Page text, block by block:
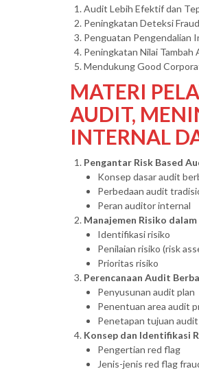
Audit Lebih Efektif dan
Peningkatan Deteksi
Penguatan Pengendalian
Peningkatan Nilai
Mendukung Good
MATERI
AUDIT,
INTERNAL
Pengantar Risk Based
Konsep dasar audit
Perbedaan audit
Peran auditor internal
Manajemen Risiko
Identifikasi risiko
Penilaian risiko (risk
Prioritas risiko
Perencanaan Audit
Penyusunan audit plan
Penentuan area audit
Penetapan tujuan audit
Konsep dan Identifikasi
Pengertian red flag
Jenis-jenis red flag